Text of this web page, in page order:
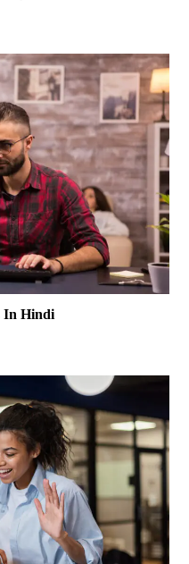
In Hindi